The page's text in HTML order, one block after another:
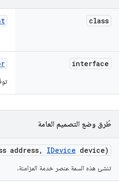
class
interface
طُرق وضع التصميم العامة
address, IDevice device)
تنشئ هذه السمة عنصر خدمة المزامنة.